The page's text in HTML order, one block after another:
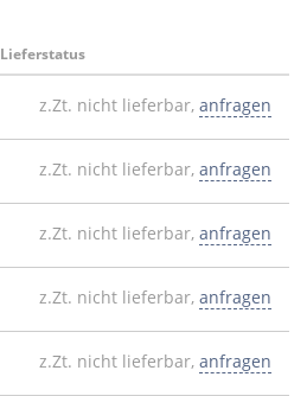
Lieferstatus
z.Zt. nicht lieferbar, anfragen
z.Zt. nicht lieferbar, anfragen
z.Zt. nicht lieferbar, anfragen
z.Zt. nicht lieferbar, anfragen
z.Zt. nicht lieferbar, anfragen